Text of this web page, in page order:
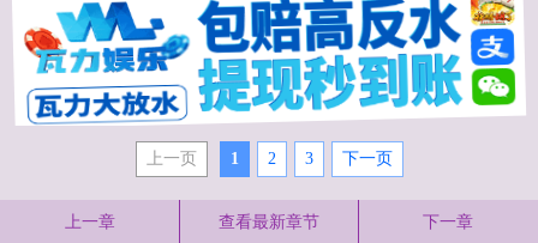
上一页 1 2 3 下一页
上一章 查看最新章节 下一章